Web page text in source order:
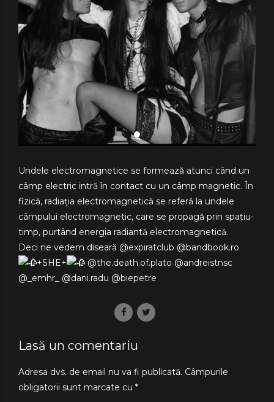
Undele electromagnetice se formează atunci când un
câmp electric intră în contact cu un câmp magnetic. În
fizică, radiația electromagnetică se referă la undele
câmpului electromagnetic, care se propagă prin spațiu-
timp, purtând energia radiantă electromagnetică.
Deci ne vedem diseară @expiratclub @bandbook.ro
+SHE+
@the.death.of.plato @andreistnsc
@_emhr_ @dani.radu @biepetre
Lasă un comentariu
Adresa dvs. de email nu va fi publicată. Câmpurile
obligatorii sunt marcate cu *